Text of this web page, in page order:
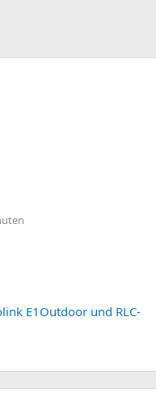
E1Outdoor und RLC-